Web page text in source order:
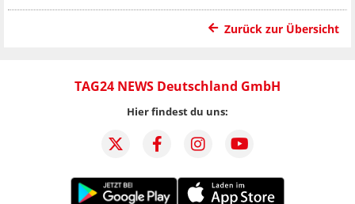
Zurück zur Übersicht
TAG24 NEWS Deutschland GmbH
Hier findest du uns: